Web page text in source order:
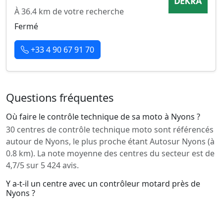
À 36.4 km de votre recherche
Fermé
+33 4 90 67 91 70
Questions fréquentes
Où faire le contrôle technique de sa moto à Nyons ?
30 centres de contrôle technique moto sont référencés
autour de Nyons, le plus proche étant Autosur Nyons (à
0.8 km). La note moyenne des centres du secteur est de
4,7/5 sur 5 424 avis.
Y a-t-il un centre avec un contrôleur motard près de
Nyons ?